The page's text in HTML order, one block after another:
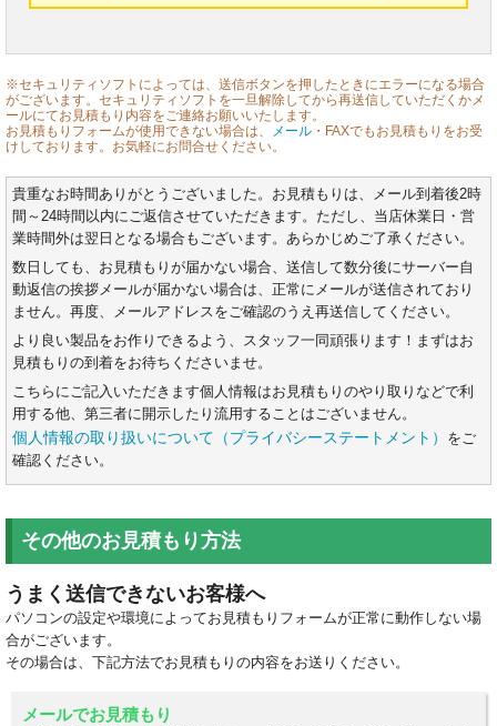
※セキュリティソフトによっては、送信ボタンを押したときにエラーになる場合
がございます。セキュリティソフトを一旦解除してから再送信していただくかメ
ールにてお見積もり内容をご連絡お願いいたします。
お見積もりフォームが使用できない場合は、
メール ・FAXでもお見積もりをお受
けしております。お気軽にお問合せください。
貴重なお時間ありがとうございました。お見積もりは、メール到着後2時
間～24時間以内にご返信させていただきます。ただし、当店休業日・営
業時間外は翌日となる場合もございます。あらかじめご了承ください。
数日しても、お見積もりが届かない場合、送信して数分後にサーバー自
動返信の挨拶メールが届かない場合は、正常にメールが送信されており
ません。再度、メールアドレスをご確認のうえ再送信してください。
より良い製品をお作りできるよう、スタッフ一同頑張ります！まずはお
見積もりの到着をお待ちくださいませ。
こちらにご記入いただきます個人情報はお見積もりのやり取りなどで利
用する他、第三者に開示したり流用することはございません。
個人情報の取り扱いについて（プライバシーステートメント） をご
確認ください。
その他のお見積もり方法
うまく送信できないお客様へ
パソコンの設定や環境によってお見積もりフォームが正常に動作しない場
合がございます。
その場合は、下記方法でお見積もりの内容をお送りください。
メールでお見積もり